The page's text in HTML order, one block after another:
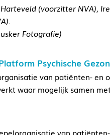
(voorzitter NVA),
Fotografie)
Psychische
van patiënten- en
waar mogelijk samen
van